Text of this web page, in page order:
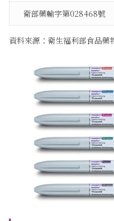
衛部藥輸字第028468號
資料來源： 衛生福利部食品藥